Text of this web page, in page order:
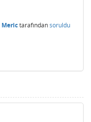
Merictarafındansoruldu